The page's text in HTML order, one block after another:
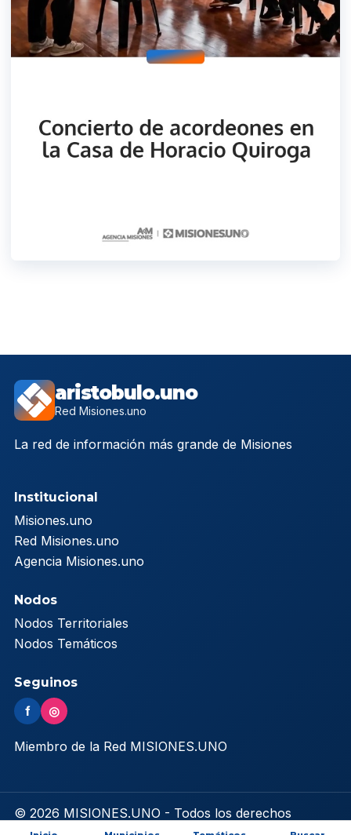
aristobulo.uno
Red Misiones.uno
La red de información más grande de Misiones
Institucional
Misiones.uno
Red Misiones.uno
Agencia Misiones.uno
Nodos
Nodos Territoriales
Nodos Temáticos
Seguinos
f ◎
Miembro de la Red MISIONES.UNO
© 2026 MISIONES.UNO - Todos los derechos
reservados